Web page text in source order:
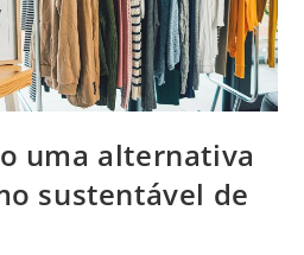
uma alternativa
sustentável de